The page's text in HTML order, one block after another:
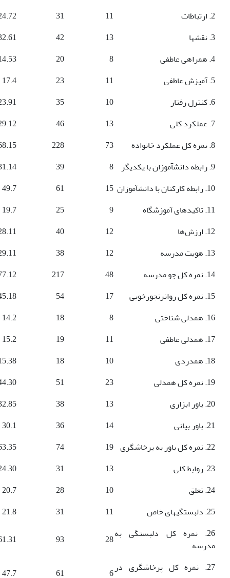
2. ارتباطات
11
31
3. نقش­ها
13
42
4. همراهی عاطفی
8
20
5. آمیزش عاطفی
11
23
17.4
6. کنترل رفتار
10
35
7. عملکرد کلی
13
46
8. نمره کل عملکرد خانواده
73
228
9. رابطه دانش­آموزان با یکدیگر
8
39
10. رابطه کارکنان با دانش­آموزان
15
61
49.7
11. تاکیدهای آموزشگاه
9
25
19.7
12. ارزش‌ها
12
40
13. هویت مدرسه
12
38
14. نمره کل جو مدرسه
48
217
15. نمره کل روان­رنجورخویی
17
54
16. همدلی شناختی
8
18
14.2
17. همدلی عاطفی
11
19
15.2
18. همدردی
10
18
19. نمره کل همدلی
23
51
20. باور ابزاری
13
38
21. باور بیانی
14
36
30.1
22. نمره کل باور به پرخاشگری
19
74
23. روابط کلی
13
31
24. تعلق
10
28
20.7
25. دلبستگی­های خاص
11
31
21.8
26. نمره کل دلبستگی به
مدرسه
28
93
27. نمره کل پرخاشگری در6
61
47.7